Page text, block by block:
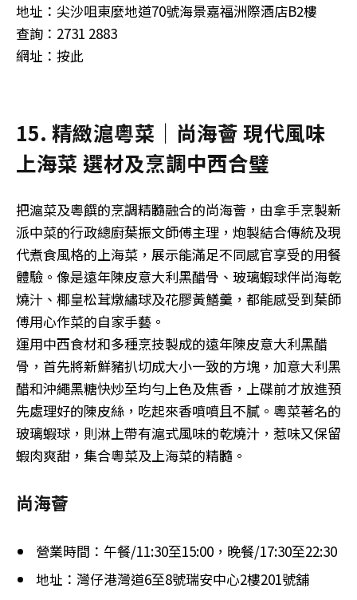
地址：尖沙咀東麼地道70號海景嘉福洲際酒店B2樓
查詢：2731 2883
網址：按此
15. 精緻滬粵菜｜尚海薈 現代風味
上海菜 選材及烹調中西合璧
把滬菜及粵饌的烹調精髓融合的尚海薈，由拿手烹製新
派中菜的行政總廚葉振文師傅主理，炮製結合傳統及現
代煮食風格的上海菜，展示能滿足不同感官享受的用餐
體驗。像是遠年陳皮意大利黑醋骨、玻璃蝦球伴尚海乾
燒汁、椰皇松茸燉繡球及花膠黃鱔羹，都能感受到葉師
傅用心作菜的自家手藝。
運用中西食材和多種烹技製成的遠年陳皮意大利黑醋
骨，首先將新鮮豬扒切成大小一致的方塊，加意大利黑
醋和沖繩黑糖快炒至均勻上色及焦香，上碟前才放進預
先處理好的陳皮絲，吃起來香噴噴且不膩。粵菜著名的
玻璃蝦球，則淋上帶有滬式風味的乾燒汁，惹味又保留
蝦肉爽甜，集合粵菜及上海菜的精髓。
尚海薈
營業時間：午餐/11:30至15:00，晚餐/17:30至22:30
地址：灣仔港灣道6至8號瑞安中心2樓201號舖